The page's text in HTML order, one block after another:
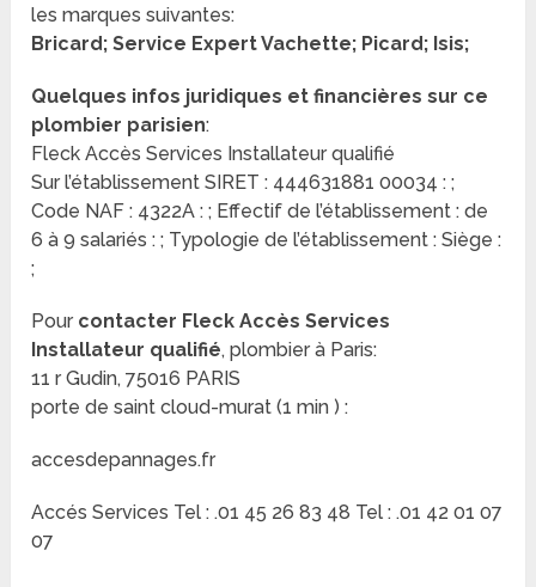
les marques suivantes:
Bricard; Service Expert Vachette; Picard; Isis;
Quelques infos juridiques et financières sur ce
plombier parisien:
Fleck Accès Services Installateur qualifié
Sur l’établissement SIRET : 444631881 00034 : ;
Code NAF : 4322A : ; Effectif de l’établissement : de
6 à 9 salariés : ; Typologie de l’établissement : Siège :
;
Pour contacter Fleck Accès Services
Installateur qualifié, plombier à Paris:
11 r Gudin, 75016 PARIS
porte de saint cloud-murat (1 min ) :
accesdepannages.fr
Accés Services Tel : .01 45 26 83 48 Tel : .01 42 01 07
07